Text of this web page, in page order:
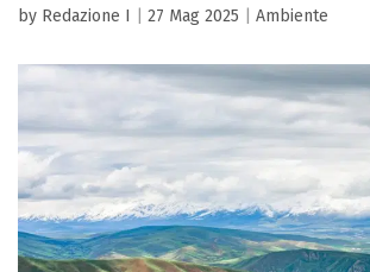
by Redazione I 27 Mag 2025 Ambiente